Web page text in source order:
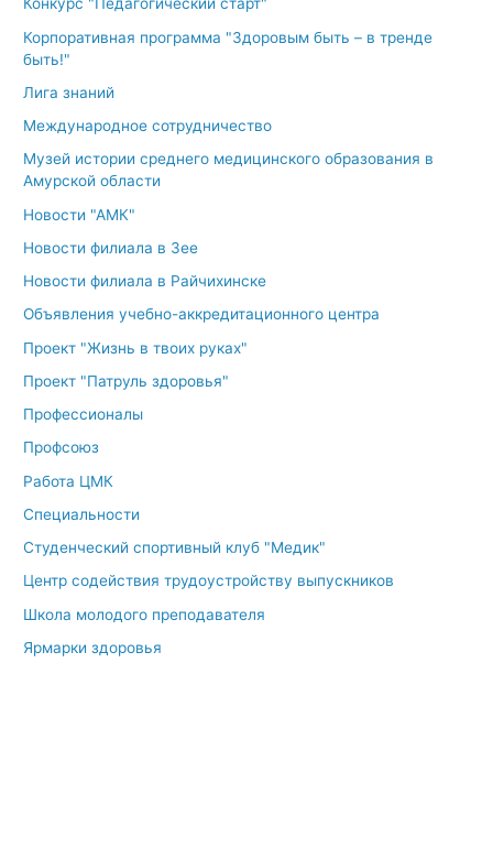
Конкурс "Педагогический старт"
Корпоративная программа "Здоровым быть – в тренде
быть!"
Лига знаний
Международное сотрудничество
Музей истории среднего медицинского образования в
Амурской области
Новости "АМК"
Новости филиала в Зее
Новости филиала в Райчихинске
Объявления учебно-аккредитационного центра
Проект "Жизнь в твоих руках"
Проект "Патруль здоровья"
Профессионалы
Профсоюз
Работа ЦМК
Специальности
Студенческий спортивный клуб "Медик"
Центр содействия трудоустройству выпускников
Школа молодого преподавателя
Ярмарки здоровья